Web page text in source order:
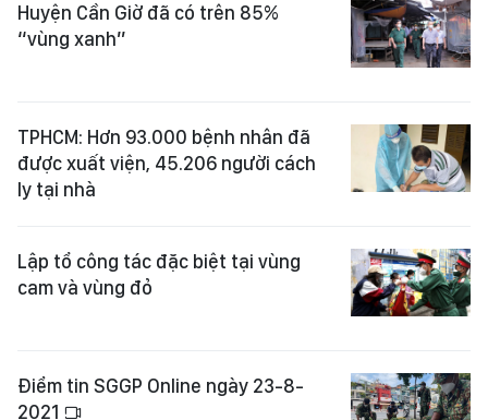
Huyện Cần Giờ đã có trên 85%
“vùng xanh”
TPHCM: Hơn 93.000 bệnh nhân đã
được xuất viện, 45.206 người cách
ly tại nhà
Lập tổ công tác đặc biệt tại vùng
cam và vùng đỏ
Điểm tin SGGP Online ngày 23-8-
2021